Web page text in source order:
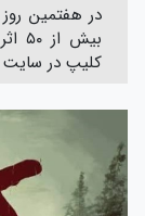
در هفتمین
کلیپ در سایت